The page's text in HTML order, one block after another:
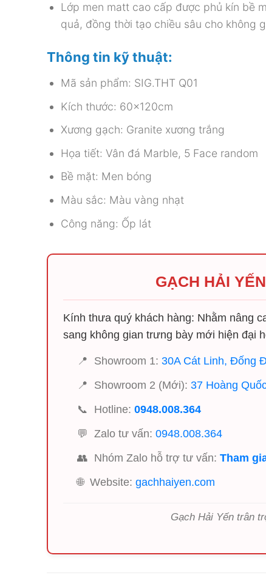
Lớp men matt cao cấp được phủ kín bề
quả, đồng thời tạo chiều sâu cho không
Thông tin kỹ thuật:
Mã sản phẩm: SIG.THT Q01
Kích thước: 60x120cm
Xương gạch: Granite xương trắng
Họa tiết: Vân đá Marble, 5 Face random
Bề mặt: Men bóng
Màu sắc: Màu vàng nhạt
Công năng: Ốp lát
GẠCH HẢI
Kính thưa quý khách hàng: Nhằm nâng
sang không gian trưng bày mới hiện đại
📍 Showroom 1: 30A Cát Linh, Đống
📍
Showroom 2 (Mới): 37 Hoàng
📞
Hotline: 0948.008.364
💬 Zalo tư vấn: 0948.008.364
👥 Nhóm Zalo hỗ trợ tư vấn: Tham
🌐 Website: gachhaiyen.com
Gạch Hải Yến trân